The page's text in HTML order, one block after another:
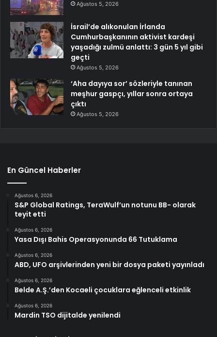
Ağustos 5, 2026
İsrail’de alıkonulan İrlanda
Cumhurbaşkanının aktivist kardeşi
yaşadığı zulmü anlattı: 3 gün 5 yıl gibi
geçti
Ağustos 5, 2026
‘Aha dayıya sor’ sözleriyle tanınan
meşhur gaspçı, yıllar sonra ortaya
çıktı
Ağustos 5, 2026
En Güncel Haberler
Ağustos 6, 2026
S&P Global Ratings, TeraWulf’un notunu BB- olarak
teyit etti
Ağustos 6, 2026
Yasa Dışı Bahis Operasyonunda 66 Tutuklama
Ağustos 6, 2026
ABD, UFO arşivlerinden yeni bir dosya paketi yayınladı
Ağustos 6, 2026
Belde A.Ş.’den Kocaeli çocuklara eğlenceli etkinlik
Ağustos 6, 2026
Mardin TSO dijitalde yenilendi